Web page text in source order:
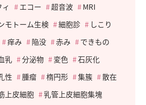
エコー 超音波
MRI
モトーム生検 細胞診
しこり
痒み 陥没 赤み
できもの
乳 分泌物 変色
石灰化
性 腫瘤 楕円形 集簇
散在
上皮細胞
乳管上皮細胞集塊